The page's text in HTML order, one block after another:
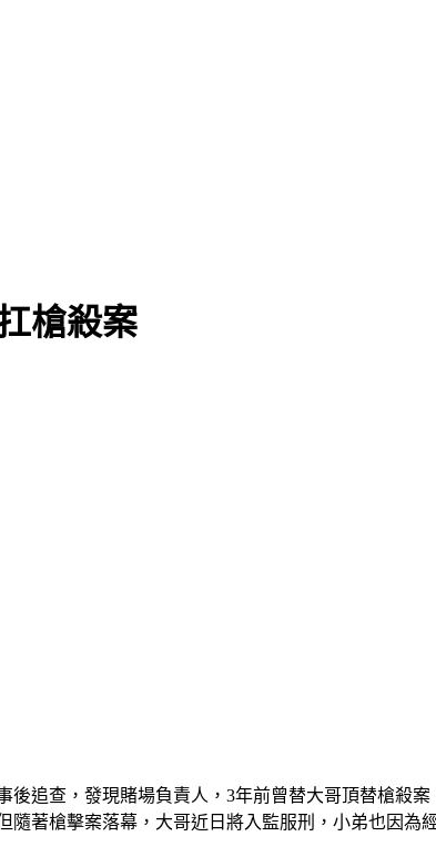
槍殺案
追查，發現賭場負責人，3年前曾替大哥頂替槍殺
著槍擊案落幕，大哥近日將入監服刑，小弟也因為